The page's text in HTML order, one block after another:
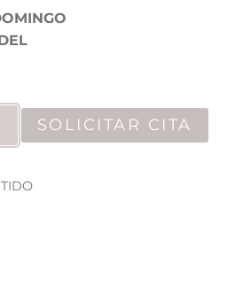
SOLICITAR CITA